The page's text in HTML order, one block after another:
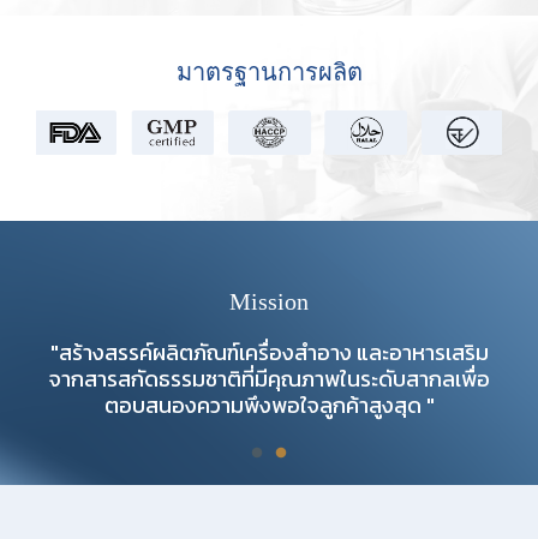
มาตรฐานการผลิต
Mission
"สร้างสรรค์ผลิตภัณฑ์เครื่องสำอาง และอาหารเสริม
จากสารสกัดธรรมชาติที่มีคุณภาพในระดับสากลเพื่อ
ตอบสนองความพึงพอใจลูกค้าสูงสุด "